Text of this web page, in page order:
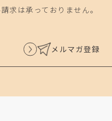
求は承っておりません。
メルマガ登録